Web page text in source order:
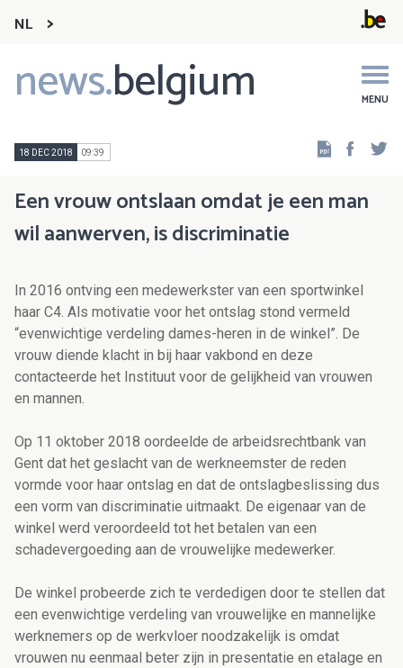
NL
news.belgium MENU
Main
navigation
18 DEC 2018 09:39
Een vrouw ontslaan omdat je een man
wil aanwerven, is discriminatie
In 2016 ontving een medewerkster van een sportwinkel
haar C4. Als motivatie voor het ontslag stond vermeld
“evenwichtige verdeling dames-heren in de winkel”. De
vrouw diende klacht in bij haar vakbond en deze
contacteerde het Instituut voor de gelijkheid van vrouwen
en mannen.
Op 11 oktober 2018 oordeelde de arbeidsrechtbank van
Gent dat het geslacht van de werkneemster de reden
vormde voor haar ontslag en dat de ontslagbeslissing dus
een vorm van discriminatie uitmaakt. De eigenaar van de
winkel werd veroordeeld tot het betalen van een
schadevergoeding aan de vrouwelijke medewerker.
De winkel probeerde zich te verdedigen door te stellen dat
een evenwichtige verdeling van vrouwelijke en mannelijke
werknemers op de werkvloer noodzakelijk is omdat
vrouwen nu eenmaal beter zijn in presentatie en etalage en